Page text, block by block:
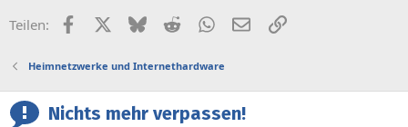
Teilen: FacebookX (Twitter)
BlueskyRedditWhatsApp
E-MailLink
Heimnetzwerke und Internethardware
Nichts mehr verpassen!